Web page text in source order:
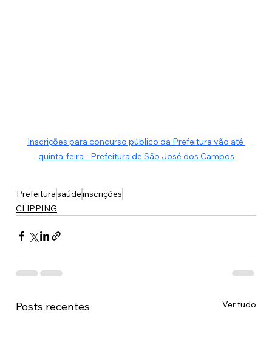
Inscrições para concurso público da Prefeitura vão até
quinta-feira - Prefeitura de São José dos Campos
Prefeiturasaúdeinscrições
CLIPPING
Posts recentes Ver tudo